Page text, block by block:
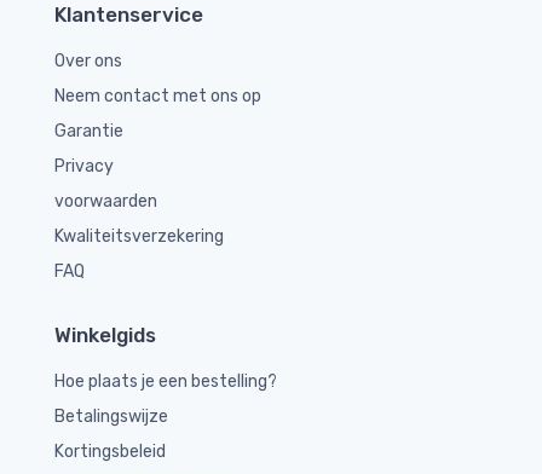
Klantenservice
Over ons
Neem contact met ons op
Garantie
Privacy
voorwaarden
Kwaliteitsverzekering
FAQ
Winkelgids
Hoe plaats je een bestelling?
Betalingswijze
Kortingsbeleid